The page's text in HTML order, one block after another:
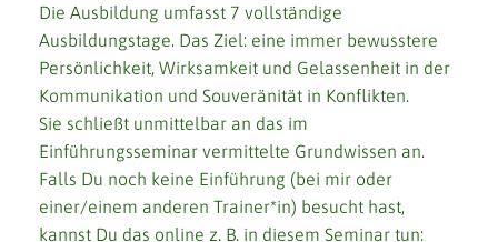
Die Ausbildung umfasst 7 vollständige
Ausbildungstage. Das Ziel: eine immer bewusstere
Persönlichkeit, Wirksamkeit und Gelassenheit in der
Kommunikation und Souveränität in Konflikten.
Sie schließt unmittelbar an das im
Einführungsseminar vermittelte Grundwissen an.
Falls Du noch keine Einführung (bei mir oder
einer/einem anderen Trainer*in) besucht hast,
kannst Du das online z. B. in diesem Seminar tun: